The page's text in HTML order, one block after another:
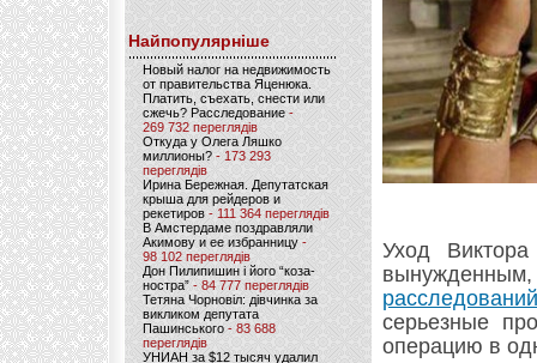
Найпопулярніше
Новый налог на недвижимость
от правительства Яценюка.
Платить, съехать, снести или
сжечь? Расследование-
269 732 переглядів
Откуда у Олега Ляшко
миллионы? - 173 293
переглядів
Ирина Бережная. Депутатская
крыша для рейдеров и
рекетиров - 111 364 переглядів
В Амстердаме поздравляли
Акимову и ее избранницу -
98 102 переглядів
Дон Пилипишин і його “коза-
ностра” - 84 777 переглядів
Тетяна Чорновіл: дівчинка за
викликом депутата
Пашинського- 83 688
переглядів
УНИАН за $12 тысяч удалил
Уход
серьезные
операцию в